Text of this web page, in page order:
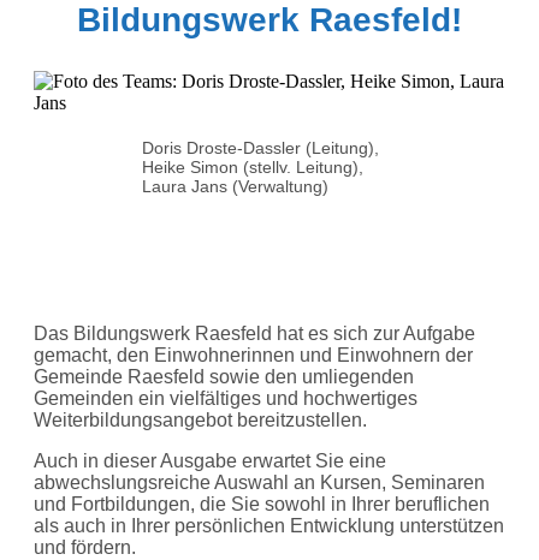
Bildungswerk Raesfeld!
Doris Droste-Dassler (Leitung),
Heike Simon (stellv. Leitung),
Laura Jans (Verwaltung)
Das Bildungswerk Raesfeld hat es sich zur Aufgabe
gemacht, den Einwohnerinnen und Einwohnern der
Gemeinde Raesfeld sowie den umliegenden
Gemeinden ein vielfältiges und hochwertiges
Weiterbildungsangebot bereitzustellen.
Auch in dieser Ausgabe erwartet Sie eine
abwechslungsreiche Auswahl an Kursen, Seminaren
und Fortbildungen, die Sie sowohl in Ihrer beruflichen
als auch in Ihrer persönlichen Entwicklung unterstützen
und fördern.